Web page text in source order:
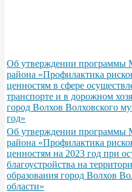
Об утверждении программы
района «Профилактика
ценностям в сфере
транспорте и в дорожном
город Волхов Волховского
год»
Об утверждении программы
района «Профилактика
ценностям на 2023 год при
благоустройства на
образования город Волхов
области»